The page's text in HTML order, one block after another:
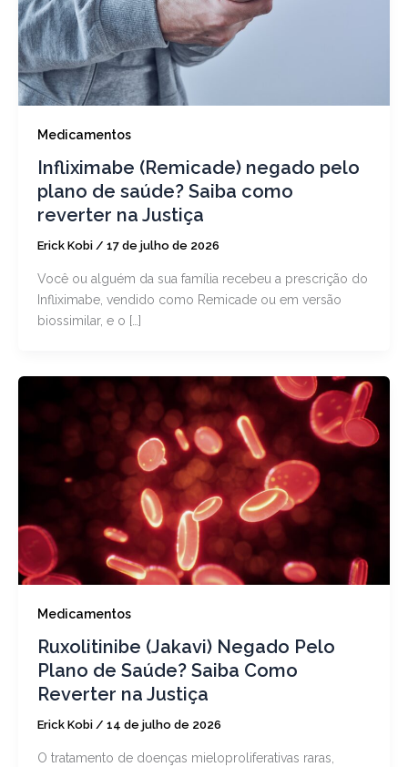
Medicamentos
Infliximabe (Remicade) negado pelo
plano de saúde? Saiba como
reverter na Justiça
Erick Kobi / 17 de julho de 2026
Você ou alguém da sua família recebeu a prescrição do
Infliximabe, vendido como Remicade ou em versão
biossimilar, e o […]
Medicamentos
Ruxolitinibe (Jakavi) Negado Pelo
Plano de Saúde? Saiba Como
Reverter na Justiça
Erick Kobi / 14 de julho de 2026
O tratamento de doenças mieloproliferativas raras,